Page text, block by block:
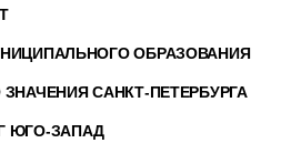
ОБРАЗОВАНИЯ
САНКТ-ПЕТЕРБУРГА
ЮГО-ЗАПАД